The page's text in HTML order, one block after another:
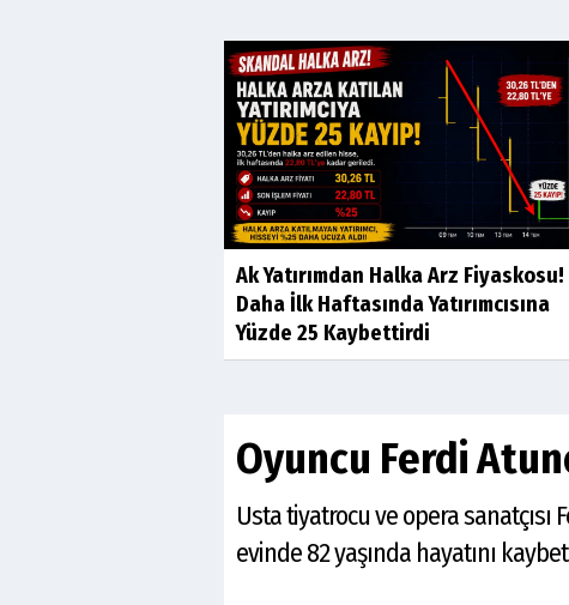
Ak Yatırımdan Halka Arz Fiyaskosu!
Daha İlk Haftasında Yatırımcısına
Yüzde 25 Kaybettirdi
Oyuncu Ferdi
Usta tiyatrocu ve opera
evinde 82 yaşında hayatını